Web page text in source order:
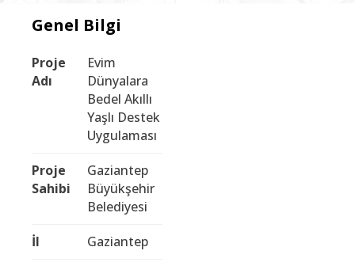
Genel Bilgi
Proje
Adı
Evim
Dünyalara
Bedel Akıllı
Yaşlı Destek
Uygulaması
Proje
Sahibi
Gaziantep
Büyükşehir
Belediyesi
İl
Gaziantep